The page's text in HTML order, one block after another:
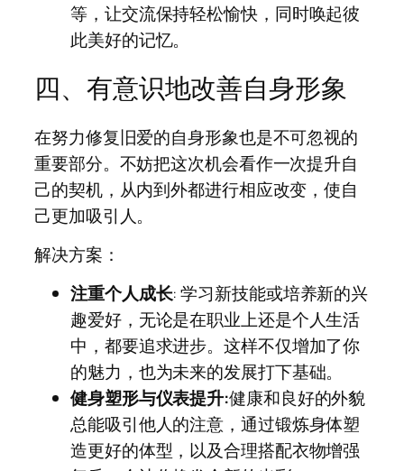
等，让交流保持轻松愉快，同时唤起彼
此美好的记忆。
四、有意识地改善自身形象
在努力修复旧爱的自身形象也是不可忽视的
重要部分。不妨把这次机会看作一次提升自
己的契机，从内到外都进行相应改变，使自
己更加吸引人。
解决方案：
注重个人成长: 学习新技能或培养新的兴
趣爱好，无论是在职业上还是个人生活
中，都要追求进步。这样不仅增加了你
的魅力，也为未来的发展打下基础。
健身塑形与仪表提升:健康和良好的外貌
总能吸引他人的注意，通过锻炼身体塑
造更好的体型，以及合理搭配衣物增强